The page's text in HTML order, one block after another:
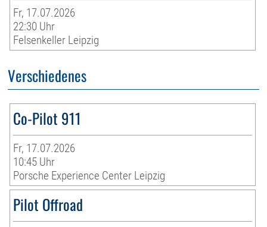
Fr, 17.07.2026
22:30 Uhr
Felsenkeller Leipzig
Verschiedenes
Co-Pilot 911
Fr, 17.07.2026
10:45 Uhr
Porsche Experience Center Leipzig
Pilot Offroad